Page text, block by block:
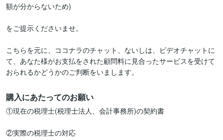
額が分からないため)
をご提示くださいませ。
こちらを元に、ココナラのチャット、ないしは、ビデオチャットに
て、あなた様がお支払をされた顧問料に見合ったサービスを受けて
おられるかどうかのご判断をいまします。
購入にあたってのお願い
①現在の税理士(税理士法人、会計事務所)の契約書
②実際の税理士の対応